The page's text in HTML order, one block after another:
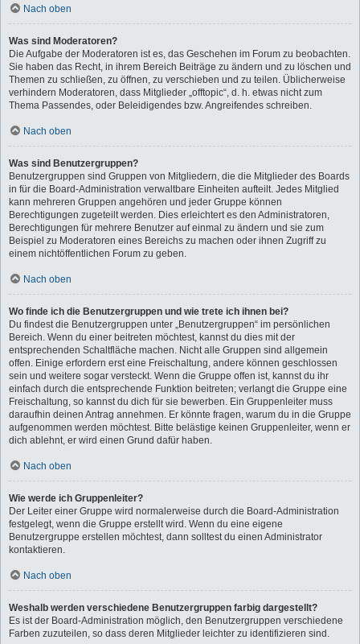
Nach oben
Was sind Moderatoren?
Die Aufgabe der Moderatoren ist es, das Geschehen im Forum zu beobachten.
Sie haben das Recht, in ihrem Bereich Beiträge zu ändern und zu löschen und
Themen zu schließen, zu öffnen, zu verschieben und zu teilen. Üblicherweise
verhindern Moderatoren, dass Mitglieder „offtopic“, d. h. etwas nicht zum
Thema Passendes, oder Beleidigendes bzw. Angreifendes schreiben.
Nach oben
Was sind Benutzergruppen?
Benutzergruppen sind Gruppen von Mitgliedern, die die Mitglieder des Boards
in für die Board-Administration verwaltbare Einheiten aufteilt. Jedes Mitglied
kann mehreren Gruppen angehören und jeder Gruppe können
Berechtigungen zugeteilt werden. Dies erleichtert es den Administratoren,
Berechtigungen für mehrere Benutzer auf einmal zu ändern und sie zum
Beispiel zu Moderatoren eines Bereichs zu machen oder ihnen Zugriff zu
einem nichtöffentlichen Forum zu geben.
Nach oben
Wo finde ich die Benutzergruppen und wie trete ich ihnen bei?
Du findest die Benutzergruppen unter „Benutzergruppen“ im persönlichen
Bereich. Wenn du einer beitreten möchtest, kannst du dies mit der
entsprechenden Schaltfläche machen. Nicht alle Gruppen sind allgemein
offen. Einige erfordern erst eine Freischaltung, andere können geschlossen
sein und weitere sogar versteckt. Wenn die Gruppe offen ist, kannst du ihr
einfach durch die entsprechende Funktion beitreten; verlangt die Gruppe eine
Freischaltung, so kannst du dich für sie bewerben. Ein Gruppenleiter muss
daraufhin deinen Antrag annehmen. Er könnte fragen, warum du in die Gruppe
aufgenommen werden möchtest. Bitte belästige keinen Gruppenleiter, wenn er
dich ablehnt, er wird einen Grund dafür haben.
Nach oben
Wie werde ich Gruppenleiter?
Der Leiter einer Gruppe wird normalerweise durch die Board-Administration
festgelegt, wenn die Gruppe erstellt wird. Wenn du eine eigene
Benutzergruppe erstellen möchtest, dann solltest du einen Administrator
kontaktieren.
Nach oben
Weshalb werden verschiedene Benutzergruppen farbig dargestellt?
Es ist der Board-Administration möglich, den Benutzergruppen verschiedene
Farben zuzuteilen, so dass deren Mitglieder leichter zu identifizieren sind.